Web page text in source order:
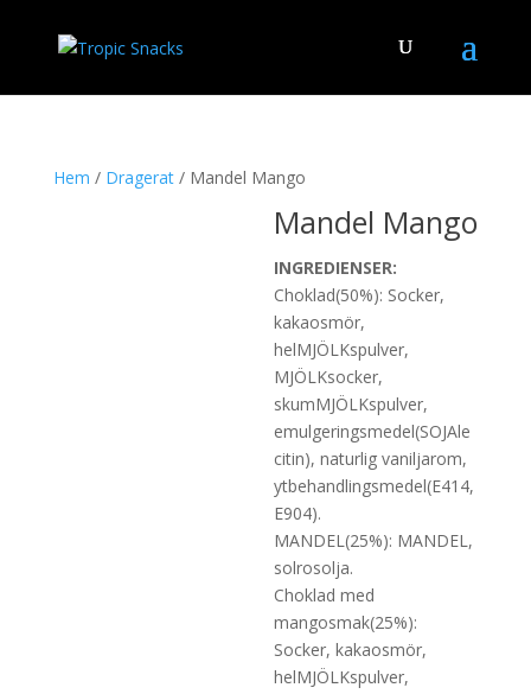
Hem / Dragerat/ Mandel Mango
Mandel Mango
INGREDIENSER:
Choklad(50%): Socker,
kakaosmör,
helMJÖLKspulver,
MJÖLKsocker,
skumMJÖLKspulver,
emulgeringsmedel(SOJAle
citin), naturlig vaniljarom,
ytbehandlingsmedel(E414,
E904).
MANDEL(25%): MANDEL,
solrosolja.
Choklad med
mangosmak(25%):
Socker, kakaosmör,
helMJÖLKspulver,